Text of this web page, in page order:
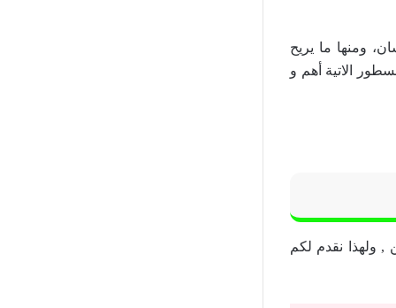
ومنها ما يريح
الاتية أهم و
, ولهذا نقدم لكم